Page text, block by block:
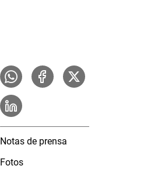
Notas de prensa
Fotos